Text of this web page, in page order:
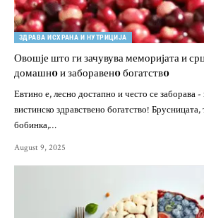
ЗДРАВА ИСХРАНА И НУТРИЦИЈА
Овошје што ги зачувува меморијата и
домашнo и заборавенo богатствo
Евтино е, лесно достапно и често се заборава
вистинско здравствено богатство! Брусницата,
бобинка,…
August 9, 2025